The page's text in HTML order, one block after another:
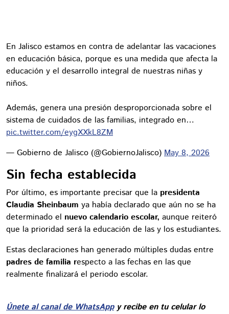
En Jalisco estamos en contra de adelantar las vacaciones
en educación básica, porque es una medida que afecta la
educación y el desarrollo integral de nuestras niñas y
niños.
Además, genera una presión desproporcionada sobre el
sistema de cuidados de las familias, integrado en…
pic.twitter.com/eygXXkL8ZM
— Gobierno de Jalisco (@GobiernoJalisco) May 8, 2026
Sin fecha establecida
Por último, es importante precisar que la presidenta
Claudia Sheinbaum ya había declarado que aún no se ha
determinado el nuevo calendario escolar, aunque reiteró
que la prioridad será la educación de las y los estudiantes.
Estas declaraciones han generado múltiples dudas entre
padres de familia respecto a las fechas en las que
realmente finalizará el periodo escolar.
Únete al canal de WhatsAppy recibe en tu celular lo